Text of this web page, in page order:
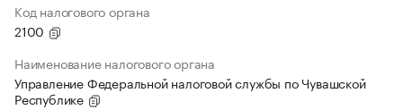
Код налогового органа
2100
Наименование налогового органа
Управление Федеральной налоговой службы по Чувашской
Республике